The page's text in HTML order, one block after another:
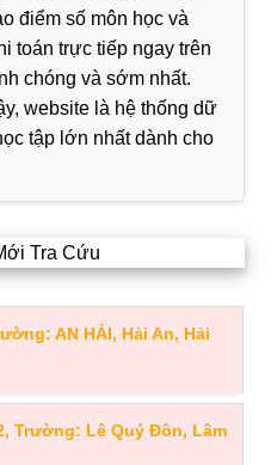
điểm số môn học và
toán trực tiếp ngay trên
chóng và sớm nhất.
website là hệ thống dữ
tập lớn nhất dành cho
Tra Cứu
AN HẢI, Hải An, Hải
Trường: Lê Quý Đôn, Lâm